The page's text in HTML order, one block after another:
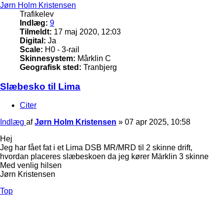
Jørn Holm Kristensen
Trafikelev
Indlæg: 9
Tilmeldt: 17 maj 2020, 12:03
Digital: Ja
Scale: H0 - 3-rail
Skinnesystem: Mârklin C
Geografisk sted: Tranbjerg
Slæbesko til Lima
Citer
Indlæg afJørn Holm Kristensen » 07 apr 2025, 10:58
Hej
Jeg har fået fat i et Lima DSB MR/MRD til 2 skinne drift,
hvordan placeres slæbeskoen da jeg kører Märklin 3 skinne
Med venlig hilsen
Jørn Kristensen
Top